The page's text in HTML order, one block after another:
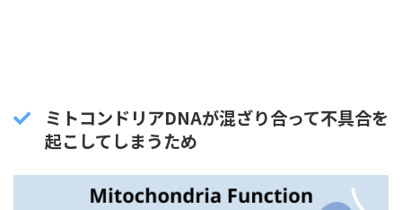
ミトコンドリアDNAが混ざり合って不具合を
起こしてしまうため